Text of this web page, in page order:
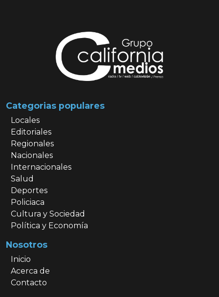
Categorias populares
Locales
Editoriales
Regionales
Nacionales
Internacionales
Salud
Deportes
Policiaca
Cultura y Sociedad
Política y Economía
Nosotros
Inicio
Acerca de
Contacto